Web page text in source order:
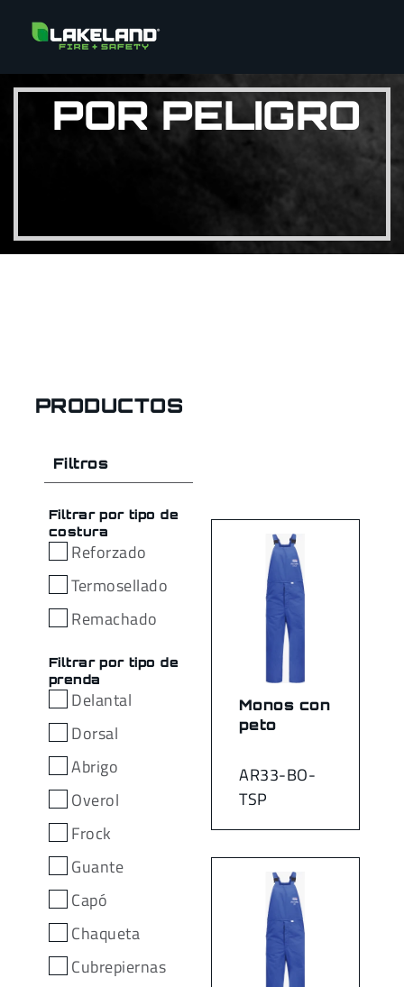
POR PELIGRO
PRODUCTOS
Filtros
Filtrar por tipo de
costura
Reforzado
Termosellado
Remachado
Filtrar por tipo de
prenda
Delantal
Dorsal
Abrigo
Overol
Frock
Guante
Capó
Chaqueta
Cubrepiernas
AR33-BO-
TSP
Monos con
peto